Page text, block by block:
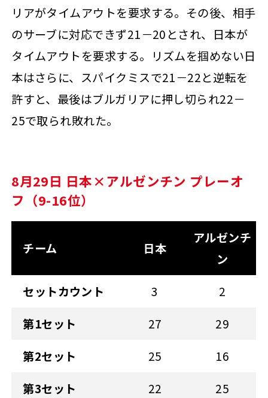
リアがタイムアウトを要求する。その後、相手
のサーブに対応できず21－20とされ、日本が
タイムアウトを要求する。リズムを掴めない日
本はさらに、スパイクミスで21－22と逆転を
許すと、最後はブルガリアに押し切られ22－
25で取られ敗れた。
8月29日 日本×アルゼンチン プレーオ
フ（9-16位）
チーム 日本
アルゼンチ
ン
セットカウント
3
2
第1セット
27
29
第2セット
25
16
第3セット
22
25